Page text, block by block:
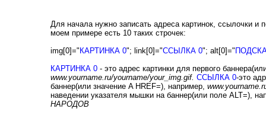
Для начала нужно записать адреса картинок, ссылочки
моем примере есть 10 таких строчек:
img[0]=" КАРТИНКА 0"; link[0]="ССЫЛКА 0"; alt[0]="
КАРТИНКА 0 - это адрес картинки для первого
www.yourname.ru/yourname/your_img.gif. ССЫЛКА 0-это
баннер(или значение A HREF=), например,
наведении указателя мышки на баннер(или поле ALT=),
НАРОДОВ